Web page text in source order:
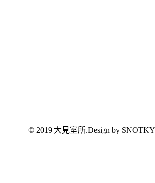
© 2019 大見室所.Design by SNOTKY